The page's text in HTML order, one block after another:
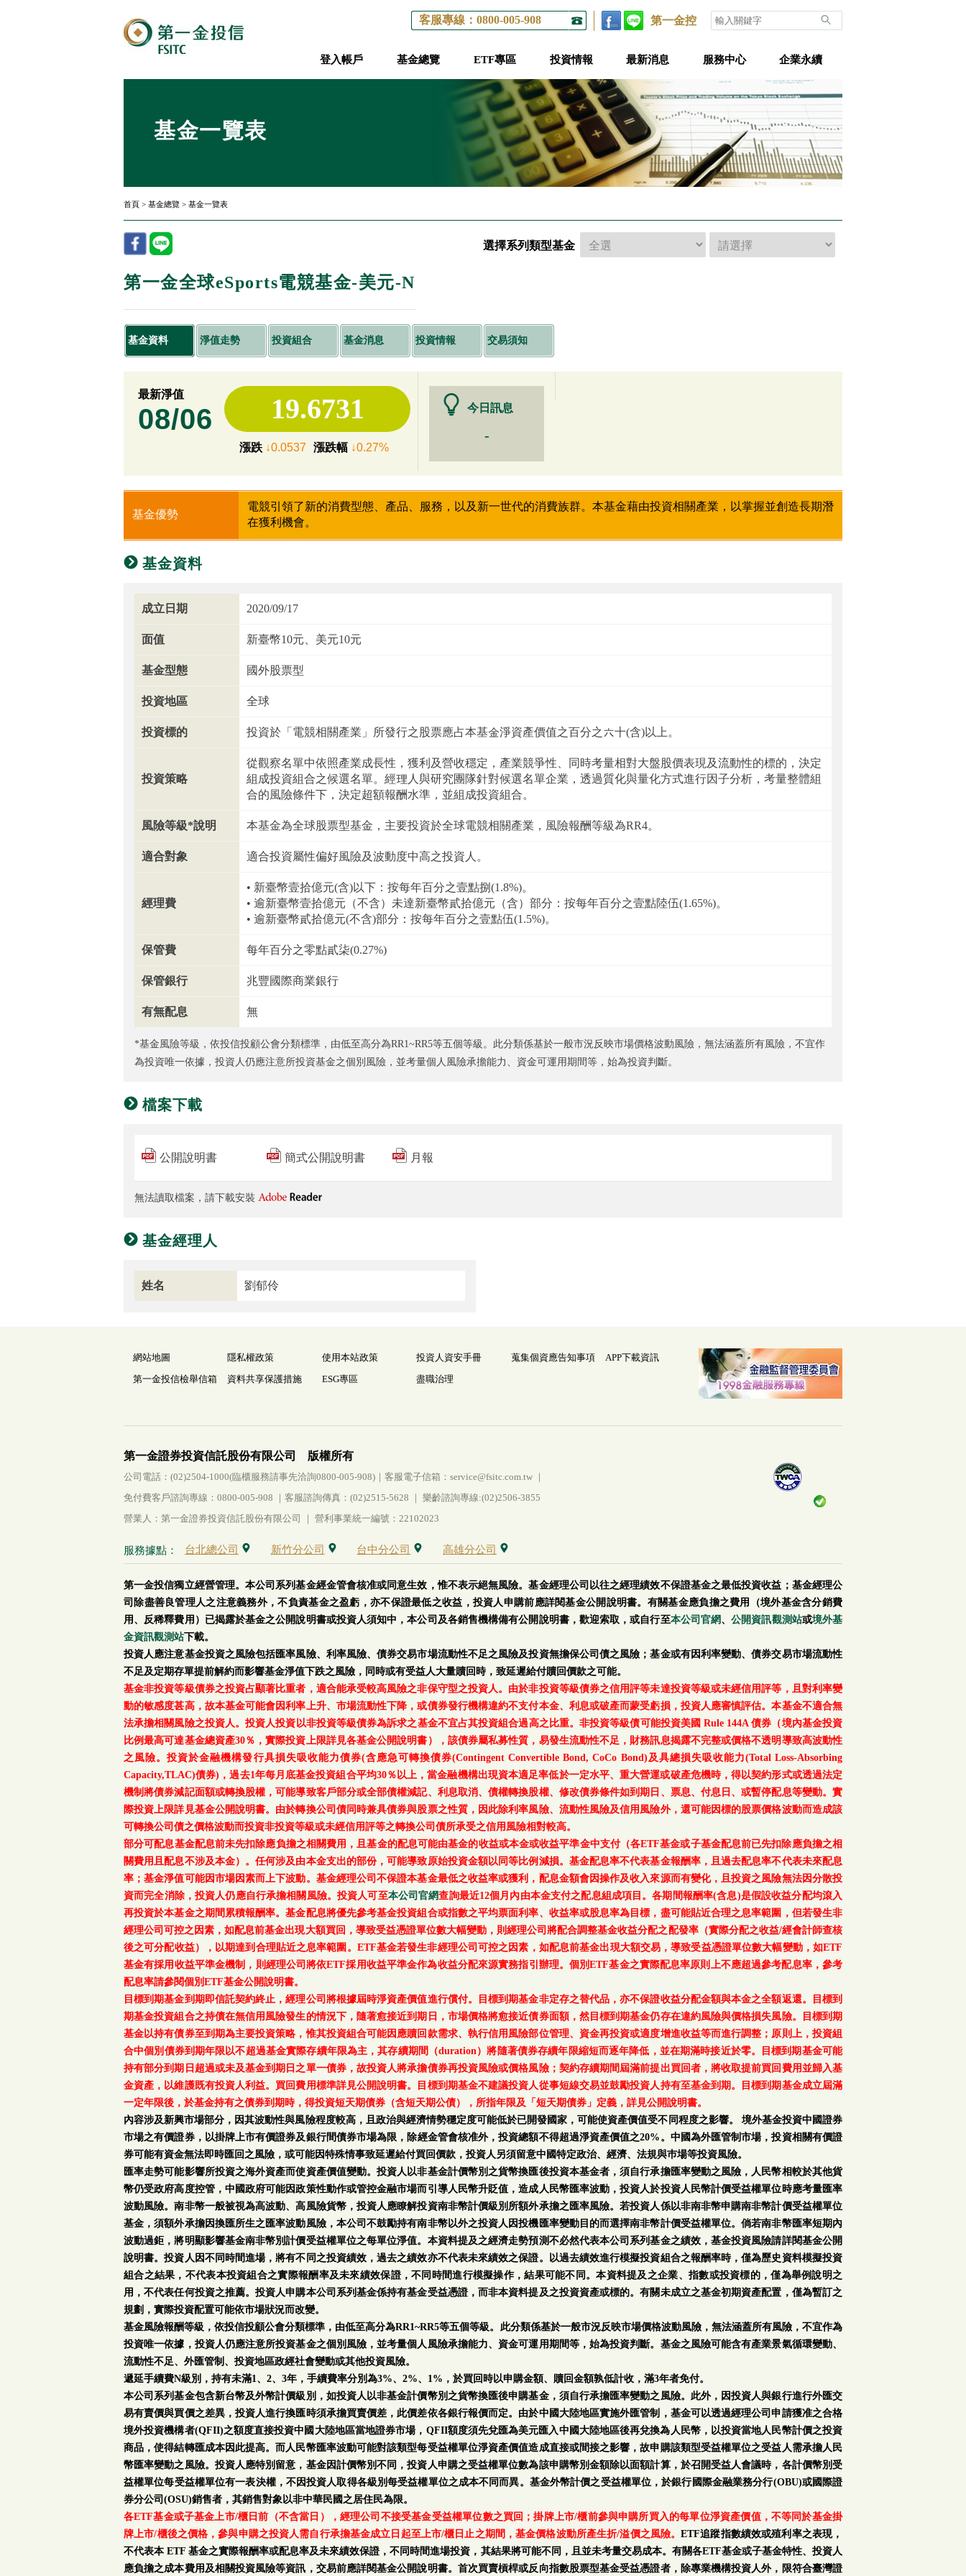
第一金控
客服專線：0800-005-908
登入帳戶 基金總覽 ETF專區 投資情報 最新消息 服務中心 企業永續
基金一覽表
首頁 > 基金總覽 > 基金一覽表
選擇系列類型基金
第一金全球eSports電競基金-美元-N
基金資料 淨值走勢 投資組合 基金消息 投資情報 交易須知
最新淨值
08/06 19.6731
漲跌↓0.0537 漲跌幅↓0.27%
今日訊息
-
基金優勢
電競引領了新的消費型態、產品、服務，以及新一世代的消費族群。本基金藉由投資相關產業，以掌握並創造長期潛
在獲利機會。
基金資料
成立日期 2020/09/17
面值 新臺幣10元、美元10元
基金型態 國外股票型
投資地區 全球
投資標的 投資於「電競相關產業」所發行之股票應占本基金淨資產價值之百分之六十(含)以上。
投資策略
從觀察名單中依照產業成長性，獲利及營收穩定，產業競爭性、同時考量相對大盤股價表現及流動性的標的，決定
組成投資組合之候選名單。經理人與研究團隊針對候選名單企業，透過質化與量化方式進行因子分析，考量整體組
合的風險條件下，決定超額報酬水準，並組成投資組合。
風險等級*說明 本基金為全球股票型基金，主要投資於全球電競相關產業，風險報酬等級為RR4。
適合對象 適合投資屬性偏好風險及波動度中高之投資人。
經理費
新臺幣壹拾億元(含)以下：按每年百分之壹點捌(1.8%)。
逾新臺幣壹拾億元（不含）未達新臺幣貳拾億元（含）部分：按每年百分之壹點陸伍(1.65%)。
逾新臺幣貳拾億元(不含)部分：按每年百分之壹點伍(1.5%)。
保管費 每年百分之零點貳柒(0.27%)
保管銀行 兆豐國際商業銀行
有無配息 無
*基金風險等級，依投信投顧公會分類標準，由低至高分為RR1~RR5等五個等級。此分類係基於一般市況反映市場價格波動風險，無法涵蓋所有風險，不宜作
為投資唯一依據，投資人仍應注意所投資基金之個別風險，並考量個人風險承擔能力、資金可運用期間等，始為投資判斷。
檔案下載
公開說明書 簡式公開說明書 月報
無法讀取檔案，請下載安裝
基金經理人
姓名 劉郁伶
網站地圖 隱私權政策 使用本站政策 投資人資安手冊 蒐集個資應告知事項
APP下載資訊
第一金投信檢舉信箱
資料共享保護措施 ESG專區 盡職治理
第一金證券投資信託股份有限公司 版權所有
公司電話：(02)2504-1000(臨櫃服務請事先洽詢0800-005-908)｜客服電子信箱：service@fsitc.com.tw ｜
免付費客戶諮詢專線：0800-005-908 ｜客服諮詢傳真：(02)2515-5628 ｜ 樂齡諮詢專線:(02)2506-3855
營業人：第一金證券投資信託股份有限公司 ｜ 營利事業統一編號：22102023
服務據點： 台北總公司 新竹分公司 台中分公司 高雄分公司
第一金投信獨立經營管理。本公司系列基金經金管會核准或同意生效，惟不表示絕無風險。基金經理公司以往之經理績效不保證基金之最低投資收益；基金經理公
司除盡善良管理人之注意義務外，不負責基金之盈虧，亦不保證最低之收益，投資人申購前應詳閱基金公開說明書。有關基金應負擔之費用（境外基金含分銷費
用、反稀釋費用）已揭露於基金之公開說明書或投資人須知中，本公司及各銷售機構備有公開說明書，歡迎索取，或自行至本公司官網、公開資訊觀測站或境外基
金資訊觀測站下載。
投資人應注意基金投資之風險包括匯率風險、利率風險、債券交易市場流動性不足之風險及投資無擔保公司債之風險；基金或有因利率變動、債券交易市場流動性
不足及定期存單提前解約而影響基金淨值下跌之風險，同時或有受益人大量贖回時，致延遲給付贖回價款之可能。
基金非投資等級債券之投資占顯著比重者，適合能承受較高風險之非保守型之投資人。由於非投資等級債券之信用評等未達投資等級或未經信用評等，且對利率變
動的敏感度甚高，故本基金可能會因利率上升、市場流動性下降，或債券發行機構違約不支付本金、利息或破產而蒙受虧損，投資人應審慎評估。本基金不適合無
法承擔相關風險之投資人。投資人投資以非投資等級債券為訴求之基金不宜占其投資組合過高之比重。非投資等級債可能投資美國 Rule 144A 債券（境內基金投資
比例最高可達基金總資產30％，實際投資上限詳見各基金公開說明書），該債券屬私募性質，易發生流動性不足，財務訊息揭露不完整或價格不透明導致高波動性
之風險。投資於金融機構發行具損失吸收能力債券(含應急可轉換債券(Contingent Convertible Bond, CoCo Bond)及具總損失吸收能力(Total Loss-Absorbing
Capacity,TLAC)債券)，過去1年每月底基金投資組合平均30％以上，當金融機構出現資本適足率低於一定水平、重大營運或破產危機時，得以契約形式或透過法定
機制將債券減記面額或轉換股權，可能導致客戶部分或全部債權減記、利息取消、債權轉換股權、修改債券條件如到期日、票息、付息日、或暫停配息等變動。實
際投資上限詳見基金公開說明書。由於轉換公司債同時兼具債券與股票之性質，因此除利率風險、流動性風險及信用風險外，還可能因標的股票價格波動而造成該
可轉換公司債之價格波動而投資非投資等級或未經信用評等之轉換公司債所承受之信用風險相對較高。
部分可配息基金配息前未先扣除應負擔之相關費用，且基金的配息可能由基金的收益或本金或收益平準金中支付（各ETF基金或子基金配息前已先扣除應負擔之相
關費用且配息不涉及本金）。任何涉及由本金支出的部份，可能導致原始投資金額以同等比例減損。基金配息率不代表基金報酬率，且過去配息率不代表未來配息
率；基金淨值可能因市場因素而上下波動。基金經理公司不保證本基金最低之收益率或獲利，配息金額會因操作及收入來源而有變化，且投資之風險無法因分散投
資而完全消除，投資人仍應自行承擔相關風險。投資人可至本公司官網查詢最近12個月內由本金支付之配息組成項目。各期間報酬率(含息)是假設收益分配均滾入
再投資於本基金之期間累積報酬率。基金配息將優先參考基金投資組合或指數之平均票面利率、收益率或股息率為目標，盡可能貼近合理之息率範圍，但若發生非
經理公司可控之因素，如配息前基金出現大額買回，導致受益憑證單位數大幅變動，則經理公司將配合調整基金收益分配之配發率（實際分配之收益/經會計師查核
後之可分配收益），以期達到合理貼近之息率範圍。ETF基金若發生非經理公司可控之因素，如配息前基金出現大額交易，導致受益憑證單位數大幅變動，如ETF
基金有採用收益平準金機制，則經理公司將依ETF採用收益平準金作為收益分配來源實務指引辦理。個別ETF基金之實際配息率原則上不應超過參考配息率，參考
配息率請參閱個別ETF基金公開說明書。
目標到期基金到期即信託契約終止，經理公司將根據屆時淨資產價值進行償付。目標到期基金非定存之替代品，亦不保證收益分配金額與本金之全額返還。目標到
期基金投資組合之持債在無信用風險發生的情況下，隨著愈接近到期日，市場價格將愈接近債券面額，然目標到期基金仍存在違約風險與價格損失風險。目標到期
基金以持有債券至到期為主要投資策略，惟其投資組合可能因應贖回款需求、執行信用風險部位管理、資金再投資或適度增進收益等而進行調整；原則上，投資組
合中個別債券到期年限以不超過基金實際存續年限為主，其存續期間（duration）將隨著債券存續年限縮短而逐年降低，並在期滿時接近於零。目標到期基金可能
持有部分到期日超過或未及基金到期日之單一債券，故投資人將承擔債券再投資風險或價格風險；契約存續期間屆滿前提出買回者，將收取提前買回費用並歸入基
金資產，以維護既有投資人利益。買回費用標準詳見公開說明書。目標到期基金不建議投資人從事短線交易並鼓勵投資人持有至基金到期。目標到期基金成立屆滿
一定年限後，於基金持有之債券到期時，得投資短天期債券（含短天期公債），所指年限及「短天期債券」定義，詳見公開說明書。
內容涉及新興市場部分，因其波動性與風險程度較高，且政治與經濟情勢穩定度可能低於已開發國家，可能使資產價值受不同程度之影響。 境外基金投資中國證券
市場之有價證券，以掛牌上市有價證券及銀行間債券市場為限，除經金管會核准外，投資總額不得超過淨資產價值之20%。中國為外匯管制市場，投資相關有價證
券可能有資金無法即時匯回之風險，或可能因特殊情事致延遲給付買回價款，投資人另須留意中國特定政治、經濟、法規與巿場等投資風險。
匯率走勢可能影響所投資之海外資產而使資產價值變動。投資人以非基金計價幣別之貨幣換匯後投資本基金者，須自行承擔匯率變動之風險，人民幣相較於其他貨
幣仍受政府高度控管，中國政府可能因政策性動作或管控金融市場而引導人民幣升貶值，造成人民幣匯率波動，投資人於投資人民幣計價受益權單位時應考量匯率
波動風險。南非幣一般被視為高波動、高風險貨幣，投資人應瞭解投資南非幣計價級別所額外承擔之匯率風險。若投資人係以非南非幣申購南非幣計價受益權單位
基金，須額外承擔因換匯所生之匯率波動風險，本公司不鼓勵持有南非幣以外之投資人因投機匯率變動目的而選擇南非幣計價受益權單位。倘若南非幣匯率短期內
波動過鉅，將明顯影響基金南非幣別計價受益權單位之每單位淨值。本資料提及之經濟走勢預測不必然代表本公司系列基金之績效，基金投資風險請詳閱基金公開
說明書。投資人因不同時間進場，將有不同之投資績效，過去之績效亦不代表未來績效之保證。以過去績效進行模擬投資組合之報酬率時，僅為歷史資料模擬投資
組合之結果，不代表本投資組合之實際報酬率及未來績效保證，不同時間進行模擬操作，結果可能不同。本資料提及之企業、指數或投資標的，僅為舉例說明之
用，不代表任何投資之推薦。投資人申購本公司系列基金係持有基金受益憑證，而非本資料提及之投資資產或標的。有關未成立之基金初期資產配置，僅為暫訂之
規劃，實際投資配置可能依市場狀況而改變。
基金風險報酬等級，依投信投顧公會分類標準，由低至高分為RR1~RR5等五個等級。此分類係基於一般市況反映市場價格波動風險，無法涵蓋所有風險，不宜作為
投資唯一依據，投資人仍應注意所投資基金之個別風險，並考量個人風險承擔能力、資金可運用期間等，始為投資判斷。基金之風險可能含有產業景氣循環變動、
流動性不足、外匯管制、投資地區政經社會變動或其他投資風險。
遞延手續費N級別，持有未滿1、2、3年，手續費率分別為3%、2%、1%，於買回時以申購金額、贖回金額孰低計收，滿3年者免付。
本公司系列基金包含新台幣及外幣計價級別，如投資人以非基金計價幣別之貨幣換匯後申購基金，須自行承擔匯率變動之風險。此外，因投資人與銀行進行外匯交
易有賣價與買價之差異，投資人進行換匯時須承擔買賣價差，此價差依各銀行報價而定。由於中國大陸地區實施外匯管制，基金可以透過經理公司申請獲准之合格
境外投資機構者(QFII)之額度直接投資中國大陸地區當地證券市場，QFII額度須先兌匯為美元匯入中國大陸地區後再兌換為人民幣，以投資當地人民幣計價之投資
商品，使得結轉匯成本因此提高。而人民幣匯率波動可能對該類型每受益權單位淨資產價值造成直接或間接之影響，故申購該類型受益權單位之受益人需承擔人民
幣匯率變動之風險。投資人應特別留意，基金因計價幣別不同，投資人申購之受益權單位數為該申購幣別金額除以面額計算，於召開受益人會議時，各計價幣別受
益權單位每受益權單位有一表決權，不因投資人取得各級別每受益權單位之成本不同而異。基金外幣計價之受益權單位，於銀行國際金融業務分行(OBU)或國際證
券分公司(OSU)銷售者，其銷售對象以非中華民國之居住民為限。
各ETF基金或子基金上市/櫃日前（不含當日），經理公司不接受基金受益權單位數之買回；掛牌上市/櫃前參與申購所買入的每單位淨資產價值，不等同於基金掛
牌上市/櫃後之價格，參與申購之投資人需自行承擔基金成立日起至上市/櫃日止之期間，基金價格波動所產生折/溢價之風險。ETF追蹤指數績效或殖利率之表現，
不代表本 ETF 基金之實際報酬率或配息率及未來績效保證，不同時間進場投資，其結果將可能不同，且並未考量交易成本。有關各ETF基金或子基金特性、投資人
應負擔之成本費用及相關投資風險等資訊，交易前應詳閱基金公開說明書。首次買賣槓桿或反向指數股票型基金受益憑證者，除專業機構投資人外，限符合臺灣證